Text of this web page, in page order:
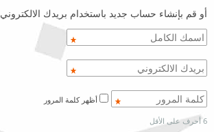
أو قم بإنشاء حساب جديد باستخدام بريدك الالكتروني
6 أحرف على الأقل